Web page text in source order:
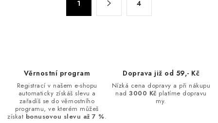
v
1 4
Věrnostní program
Registrací v našem e-shopu
automaticky získáš slevu a
zařadíš se do věrnostního
programu, ve kterém můžeš
získat bonusovou slevu až 7 %.
Doprava již od 59,- Kč
Nízká cena dopravy a při nákupu
nad3000 Kč platíme dopravu
my.